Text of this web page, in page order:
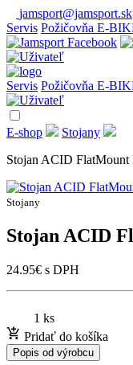
jamsport@jamsport.sk
Servis Požičovňa E-
Servis Požičovňa E-
E-shop
Stojany
Stojan ACID FlatMount
Stojany
Stojan ACID
24.95€ s DPH
1 ks
Pridať do košíka
Popis od výrobcu